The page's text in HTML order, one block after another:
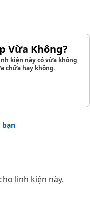
Vừa Không?
kiện này có vừa không
chữa hay không.
bạn
linh kiện này.